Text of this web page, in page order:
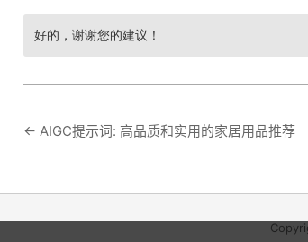
好的，谢谢您的建议！
← AIGC提示词: 高品质和实用的家居用品推荐